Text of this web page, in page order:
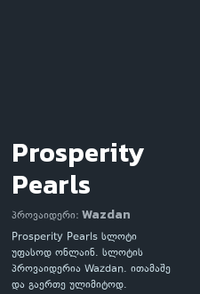
Prosperity
Pearls
პროვაიდერი: Wazdan
Prosperity Pearls სლოტი
უფასოდ ონლაინ. სლოტის
პროვაიდერია Wazdan. ითამაშე
და გაერთე ულიმიტოდ.